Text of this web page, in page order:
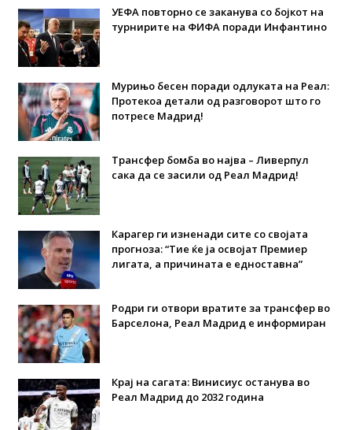
УЕФА повторно се заканува со бојкот на
турнирите на ФИФА поради Инфантино
Мурињо бесен поради одлуката на Реал:
Протекоа детали од разговорот што го
потресе Мадрид!
Трансфер бомба во најва – Ливерпул
сака да се засили од Реал Мадрид!
Карагер ги изненади сите со својата
прогноза: “Тие ќе ја освојат Премиер
лигата, а причината е едноставна”
Родри ги отвори вратите за трансфер во
Барселона, Реал Мадрид е информиран
Крај на сагата: Винисиус останува во
Реал Мадрид до 2032 година